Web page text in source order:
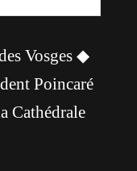
Vosges ◆
Poincaré
Cathédrale